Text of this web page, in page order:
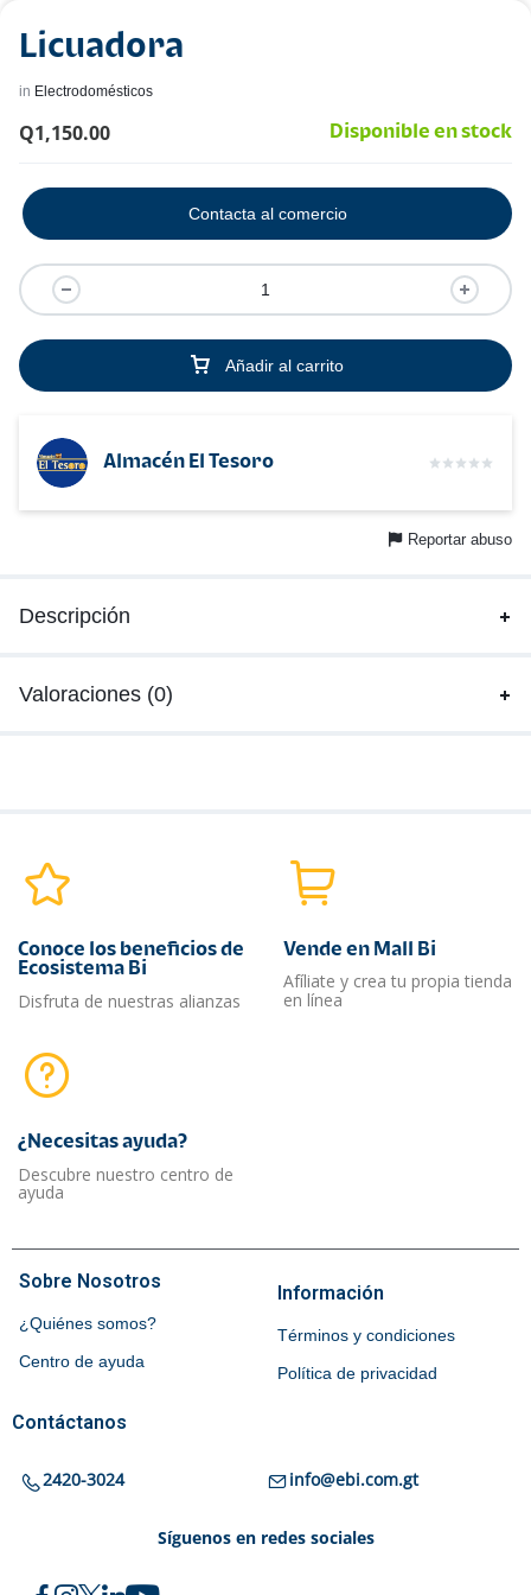
Licuadora
in Electrodomésticos
Q1,150.00 Disponible en stock
Añadir al carrito
Contacta al comercio
Almacén El Tesoro
Reportar abuso
Descripción
Valoraciones (0)
Conoce los beneficios de
Ecosistema Bi
Disfruta de nuestras alianzas
Vende en Mall Bi
Afíliate y crea tu propia tienda
en línea
¿Necesitas ayuda?​
Descubre nuestro centro de
ayuda
Sobre Nosotros
¿Quiénes somos?
Centro de ayuda
Información
Términos y condiciones
Política de privacidad
Contáctanos
2420-3024 info@ebi.com.gt
Síguenos en redes sociales